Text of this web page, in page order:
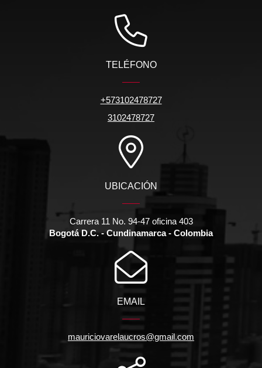
TELÉFONO
+573102478727
3102478727
UBICACIÓN
Carrera 11 No. 94-47 oficina 403
Bogotá D.C. - Cundinamarca - Colombia
EMAIL
mauriciovarelaucros@gmail.com